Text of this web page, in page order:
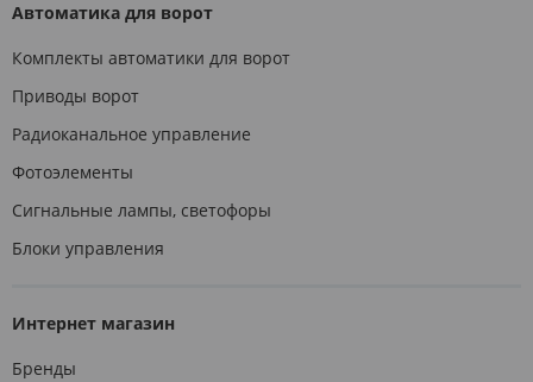
Автоматика для ворот
Комплекты автоматики для ворот
Приводы ворот
Радиоканальное управление
Фотоэлементы
Сигнальные лампы, светофоры
Блоки управления
Интернет магазин
Бренды